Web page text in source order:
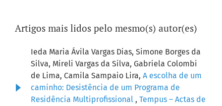
Artigos mais lidos pelo mesmo(s) autor(es)
Ieda Maria Ávila Vargas Dias, Simone Borges da
Silva, Mireli Vargas da Silva, Gabriela Colombi
de Lima, Camila Sampaio Lira, A escolha de um
caminho: Desistência de um Programa de
Residência Multiprofissional , Tempus – Actas de